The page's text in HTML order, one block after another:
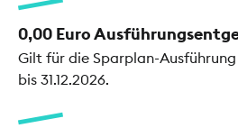
0,00 Euro
Gilt für die Sparplan-
bis 31.12.2026.